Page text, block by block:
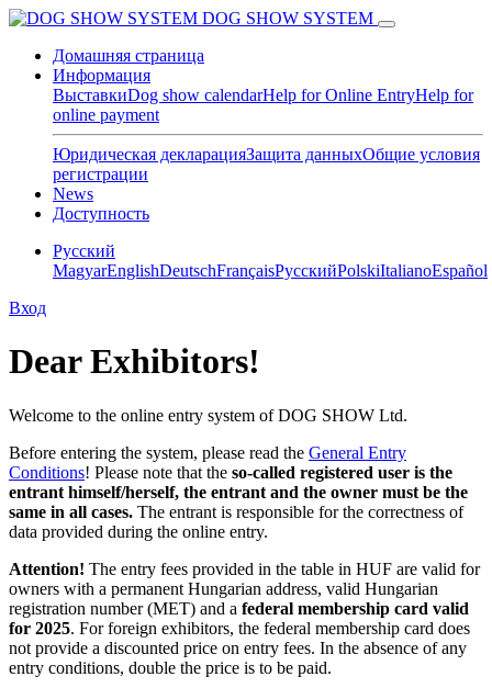
DOG SHOW SYSTEM
Домашняя страница
Информация
ВыставкиDog show calendarHelp for Online EntryHelp for
online payment
Юридическая декларацияЗащита данныхОбщие условия
регистрации
News
Доступность
Pусский
MagyarEnglishDeutschFrançaisPусскийPolskiItalianoEspañol
Вход
Dear Exhibitors!
Welcome to the online entry system of DOG SHOW Ltd.
Before entering the system, please read the General Entry
Conditions! Please note that the so-called registered user is the
entrant himself/herself, the entrant and the owner must be the
same in all cases. The entrant is responsible for the correctness of
data provided during the online entry.
Attention! The entry fees provided in the table in HUF are valid for
owners with a permanent Hungarian address, valid Hungarian
registration number (MET) and a federal membership card valid
for 2025. For foreign exhibitors, the federal membership card does
not provide a discounted price on entry fees. In the absence of any
entry conditions, double the price is to be paid.